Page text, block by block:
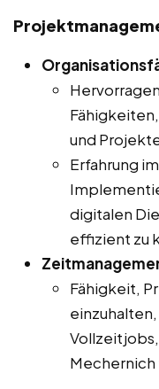
und
Erfahrung
digitalen
effizient zu
Fähigkeit,